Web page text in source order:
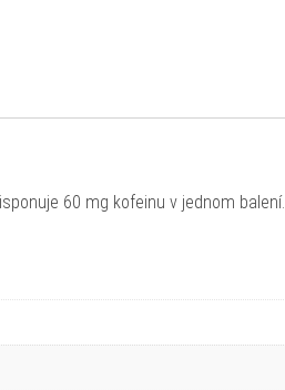
60 mg kofeinu v jednom balení.